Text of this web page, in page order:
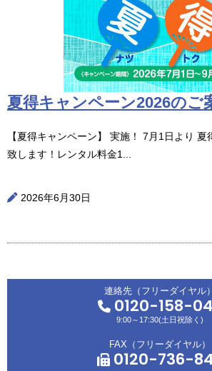
夏得キャンペーン2026のご
【夏得キャンペーン】 実施！ 7月1日より
致します！レンタル料金1...
2026年6月30日
連絡先（フリーダイヤル）
0120-158-
9:00～17:30(土日祝除く)
FAX（フリーダイヤル）
0120-736-